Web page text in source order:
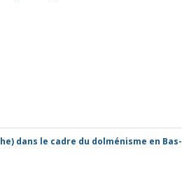
dans le cadre du dolménisme en Bas-